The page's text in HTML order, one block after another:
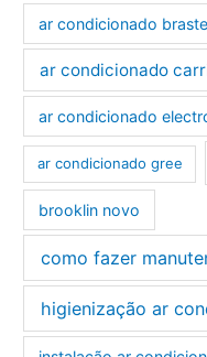
ar condicionado
ar condicionado
ar condicionado
ar condicionado gree
brooklin novo
como fazer
higienização ar